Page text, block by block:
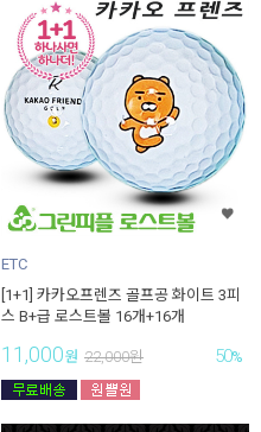
ETC
[1+1] 카카오프렌즈 골프공 화이트 3피
스 B+급 로스트볼 16개+16개
11,000원 22,000원 50%